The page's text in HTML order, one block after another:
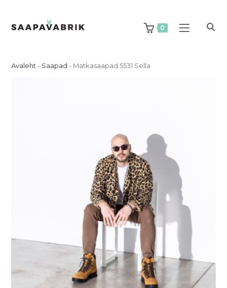
content
0
Avaleht - Saapad - Matkasaapad 5531 Sella